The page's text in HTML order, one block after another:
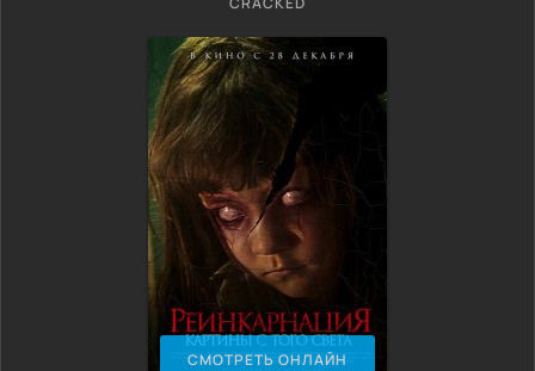
СМОТРЕТЬ ОНЛАЙН